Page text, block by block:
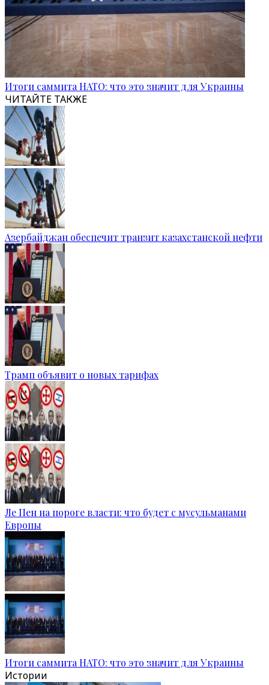
Итоги саммита НАТО: что это значит для Украины
ЧИТАЙТЕ ТАКЖЕ
Азербайджан обеспечит транзит казахстанской нефти
Трамп объявит о новых тарифах
Ле Пен на пороге власти: что будет с мусульманами
Европы
Итоги саммита НАТО: что это значит для Украины
Истории